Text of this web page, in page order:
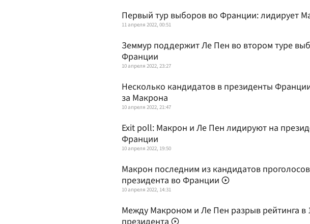
Первый тур выборов во Франции: лидирует
11 апреля 2022, 00:51
Земмур поддержит Ле Пен во втором туре
Франции
10 апреля 2022, 23:27
Несколько кандидатов в президенты
за Макрона
10 апреля 2022, 21:47
Exit poll: Макрон и Ле Пен лидируют на
Франции
10 апреля 2022, 19:50
Макрон последним из кандидатов
президента во Франции
10 апреля 2022, 14:31
Между Макроном и Ле Пен разрыв рейтинга